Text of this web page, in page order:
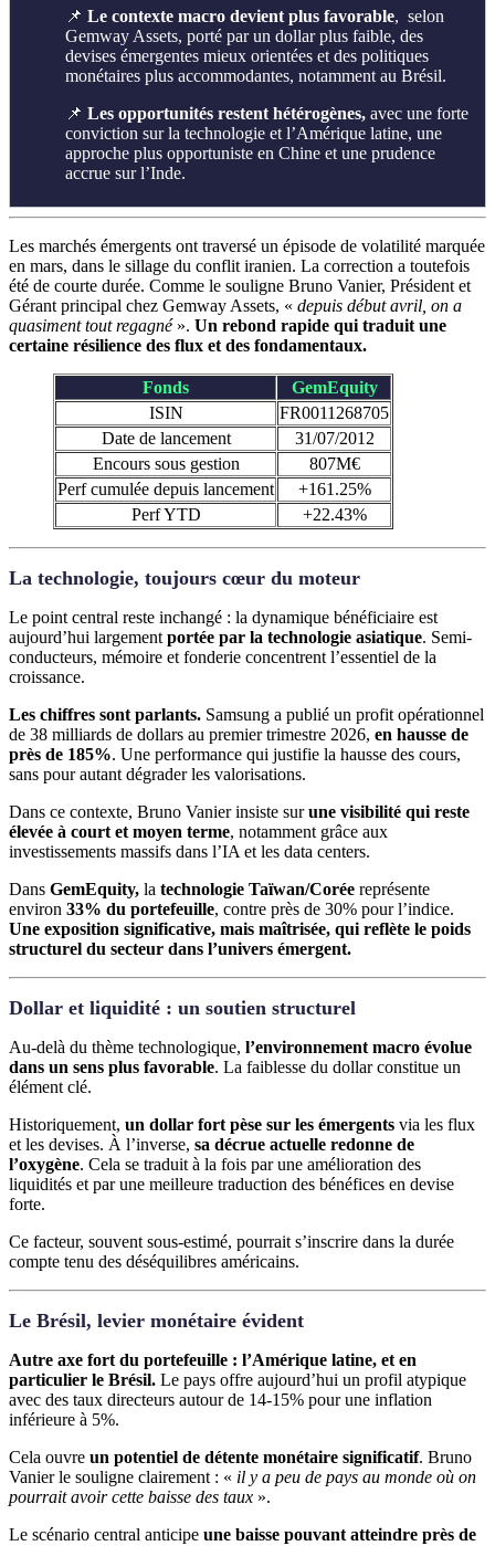
📌 Le contexte macro devient plus favorable, selon
Gemway Assets, porté par un dollar plus faible, des
devises émergentes mieux orientées et des politiques
monétaires plus accommodantes, notamment au Brésil.
📌 Les opportunités restent hétérogènes, avec une forte
conviction sur la technologie et l’Amérique latine, une
approche plus opportuniste en Chine et une prudence
accrue sur l’Inde.
Les marchés émergents ont traversé un épisode de volatilité marquée
en mars, dans le sillage du conflit iranien. La correction a toutefois
été de courte durée. Comme le souligne Bruno Vanier, Président et
Gérant principal chez Gemway Assets, « depuis début avril, on a
quasiment tout regagné». Un rebond rapide qui traduit une
certaine résilience des flux et des fondamentaux.
Fonds
GemEquity
ISIN
FR0011268705
Date de lancement
31/07/2012
Encours sous gestion
807M€
Perf cumulée depuis lancement
+161.25%
Perf YTD
+22.43%
La technologie, toujours cœur du moteur
Le point central reste inchangé : la dynamique bénéficiaire est
aujourd’hui largement portée par la technologie asiatique. Semi-
conducteurs, mémoire et fonderie concentrent l’essentiel de la
croissance.
Les chiffres sont parlants. Samsung a publié un profit opérationnel
de 38 milliards de dollars au premier trimestre 2026, en hausse de
près de 185%. Une performance qui justifie la hausse des cours,
sans pour autant dégrader les valorisations.
Dans ce contexte, Bruno Vanier insiste surune visibilité qui reste
élevée à court et moyen terme, notamment grâce aux
investissements massifs dans l’IA et les data centers.
Dans GemEquity, la technologie Taïwan/Corée représente
environ 33% du portefeuille, contre près de 30% pour l’indice.
Une exposition significative, mais maîtrisée, qui reflète le poids
structurel du secteur dans l’univers émergent.
Dollar et liquidité : un soutien structurel
Au-delà du thème technologique, l’environnement macro évolue
dans un sens plus favorable. La faiblesse du dollar constitue un
élément clé.
Historiquement, un dollar fort pèse sur les émergents via les flux
et les devises. À l’inverse, sa décrue actuelle redonne de
l’oxygène. Cela se traduit à la fois par une amélioration des
liquidités et par une meilleure traduction des bénéfices en devise
forte.
Ce facteur, souvent sous-estimé, pourrait s’inscrire dans la durée
compte tenu des déséquilibres américains.
Le Brésil, levier monétaire évident
Autre axe fort du portefeuille : l’Amérique latine, et en
particulier le Brésil. Le pays offre aujourd’hui un profil atypique
avec des taux directeurs autour de 14-15% pour une inflation
inférieure à 5%.
Cela ouvre un potentiel de détente monétaire significatif. Bruno
Vanier le souligne clairement : « il y a peu de pays au monde où on
pourrait avoir cette baisse des taux ».
Le scénario central anticipe une baisse pouvant atteindre près de